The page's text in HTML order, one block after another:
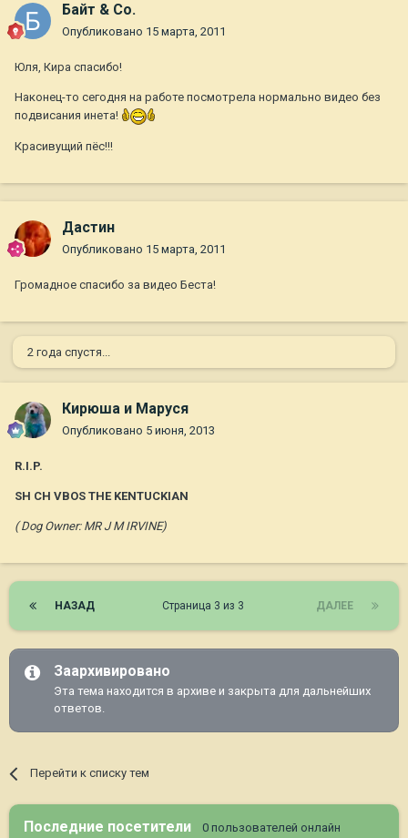
Байт & Co.
Опубликовано 15 марта, 2011
Юля, Кира спасибо!
Наконец-то сегодня на работе посмотрела нормально видео без
подвисания инета!
Красивущий пёс!!!
Дастин
Опубликовано 15 марта, 2011
Громадное спасибо за видео Беста!
2 года спустя...
Кирюша и Маруся
Опубликовано 5 июня, 2013
R.I.P.
SH CH VBOS THE KENTUCKIAN
( Dog Owner: MR J M IRVINE)
НАЗАД ДАЛЕЕ
Страница 3 из 3
Заархивировано
Эта тема находится в архиве и закрыта для дальнейших
ответов.
Перейти к списку тем
Последние посетители 0 пользователей онлайн